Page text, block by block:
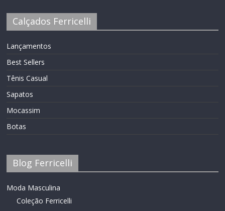
Calçados Ferricelli
Lançamentos
Best Sellers
Tênis Casual
Sapatos
Mocassim
Botas
Blog Ferricelli
Moda Masculina
Coleção Ferricelli